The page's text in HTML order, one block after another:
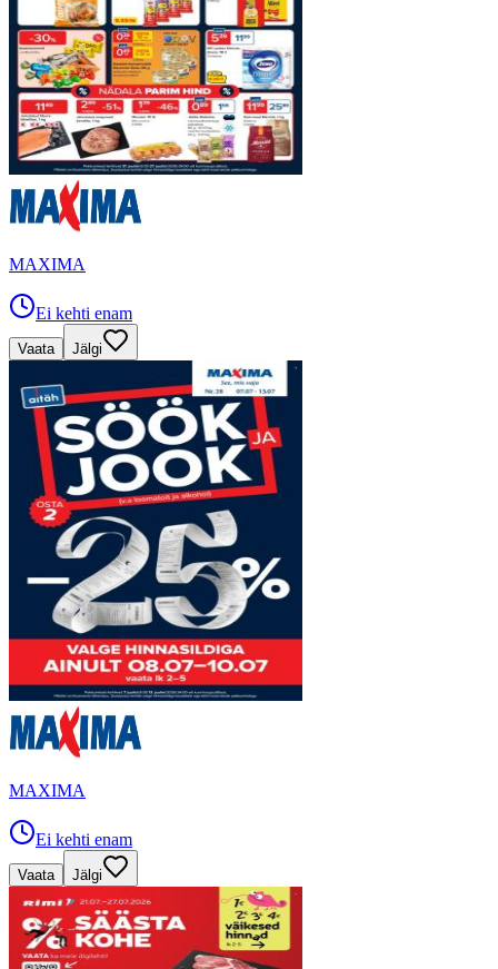
MAXIMA
Ei kehti enam
Vaata Jälgi
MAXIMA
Ei kehti enam
Vaata Jälgi